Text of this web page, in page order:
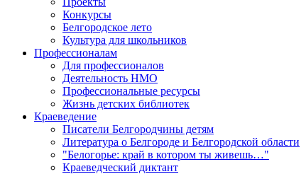
Конкурсы
Белгородское лето
Культура для школьников
Профессионалам
Для профессионалов
Деятельность НМО
Профессиональные ресурсы
Жизнь детских библиотек
Краеведение
Писатели Белгородчины детям
Литература о Белгороде и Белгородской области
"Белогорье: край в котором ты живешь…"
Краеведческий диктант